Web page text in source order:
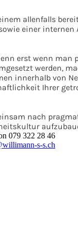
allenfalls
einer
erst wenn man
werden,
innerhalb von
Ihrer
nach
079 322 28 46
s-s.ch